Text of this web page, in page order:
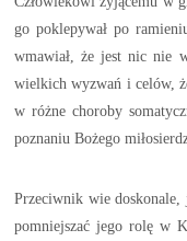
go poklepywał po
wmawiał, że jest nic nie
wielkich wyzwań i celów,
w różne choroby
poznaniu Bożego
Przeciwnik wie doskonale,
pomniejszać jego rolę w